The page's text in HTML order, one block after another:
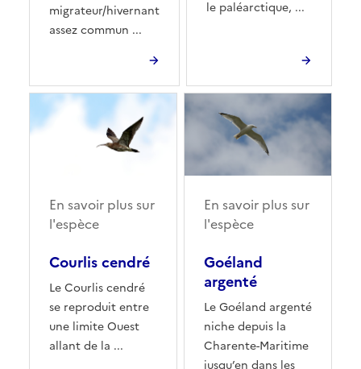
migrateur/hivernant
assez commun ...
le paléarctique, ...
Courlis cendré
Le Courlis cendré
se reproduit entre
une limite Ouest
allant de la ...
En savoir plus sur
l'espèce
Goéland
argenté
Le Goéland argenté
niche depuis la
Charente-Maritime
jusqu’en dans les
En savoir plus sur
l'espèce